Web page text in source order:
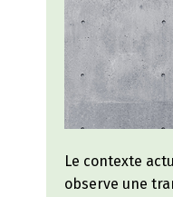
Le contexte
observe une